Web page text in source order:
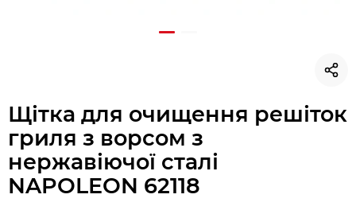
Щітка для очищення решіток
гриля з ворсом з
нержавіючої сталі
NAPOLEON 62118